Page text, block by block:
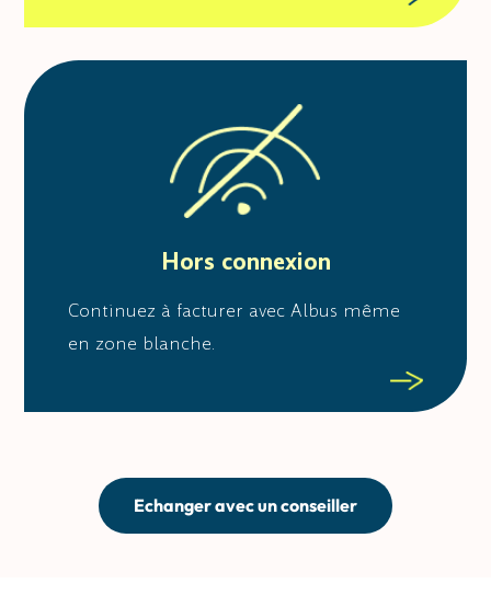
Hors connexion
Continuez à facturer avec Albus même
en zone blanche.
Echanger avec un conseiller